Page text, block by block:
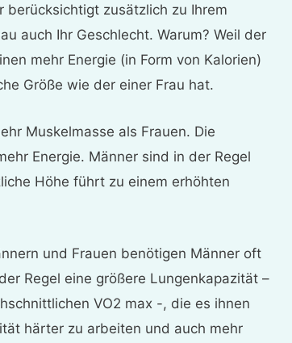
berücksichtigt zusätzlich zu Ihrem
auch Ihr Geschlecht. Warum? Weil der
mehr Energie (in Form von Kalorien)
Größe wie der einer Frau hat.
Muskelmasse als Frauen. Die
Energie. Männer sind in der Regel
Höhe führt zu einem erhöhten
und Frauen benötigen Männer oft
Regel eine größere Lungenkapazität –
VO2 max -, die es ihnen
härter zu arbeiten und auch mehr